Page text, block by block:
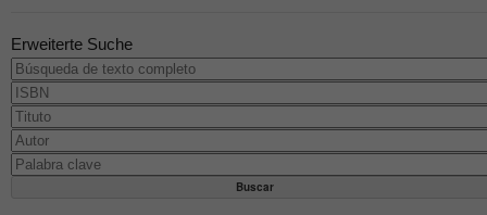
Erweiterte Suche